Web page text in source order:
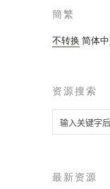
簡繁
不转换 简体
资源搜索
最新资源